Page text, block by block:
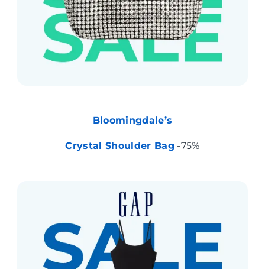
Bloomingdale’s
Crystal Shoulder Bag -75%